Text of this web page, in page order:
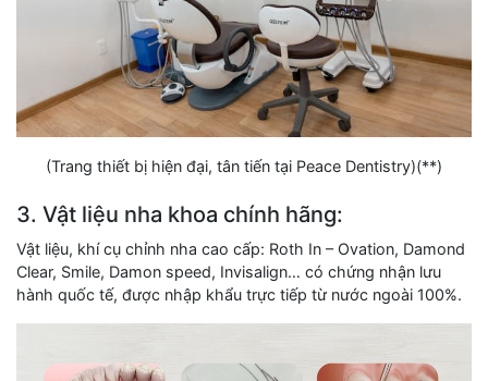
(Trang thiết bị hiện đại, tân tiến tại Peace Dentistry)(**)
3. Vật liệu nha khoa chính hãng:
Vật liệu, khí cụ chỉnh nha cao cấp: Roth In – Ovation, Damond
Clear, Smile, Damon speed, Invisalign… có chứng nhận lưu
hành quốc tế, được nhập khẩu trực tiếp từ nước ngoài 100%.